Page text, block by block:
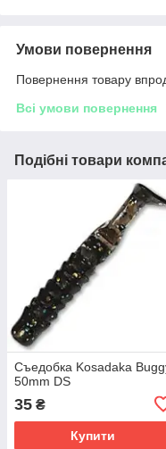
Умови повернення
Повернення товару
Всі умови повернення
Подібні товари
Съедобка Kosadaka
50mm DS
35 ₴
Купити